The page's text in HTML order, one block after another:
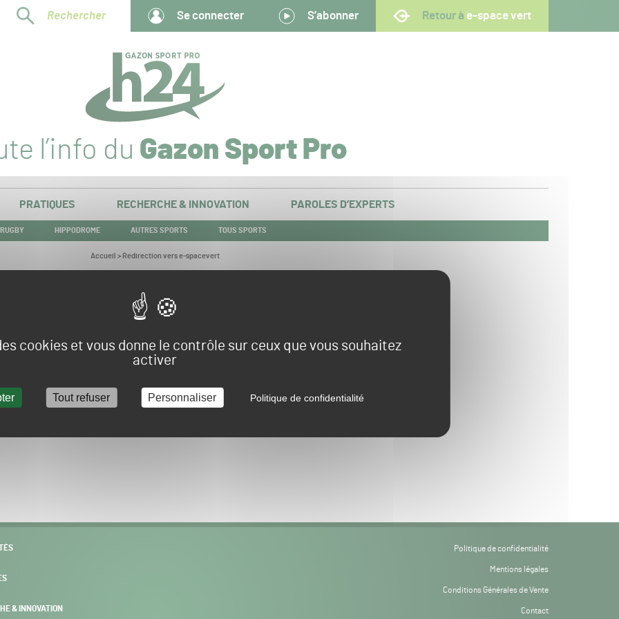
cookies et vous donne le contrôle sur ceux que vous souhaitez
activer
Tout refuser Personnaliser Politique de confidentialité
Rechercher Se connecter S’abonner Retour à e-space vert
l’info du Gazon Sport Pro
PRATIQUES RECHERCHE & INNOVATION PAROLES D’EXPERTS
RUGBY HIPPODROME AUTRES SPORTS TOUS SPORTS
Vous
Accueil > Redirection vers e-spacevert
Redirection vers e-spacevert
POURSUIVRE VERS E-SPACEVERT BY SALONVERT
& INNOVATION
Politique de confidentialité
Mentions légales
Conditions Générales de Vente
Contact